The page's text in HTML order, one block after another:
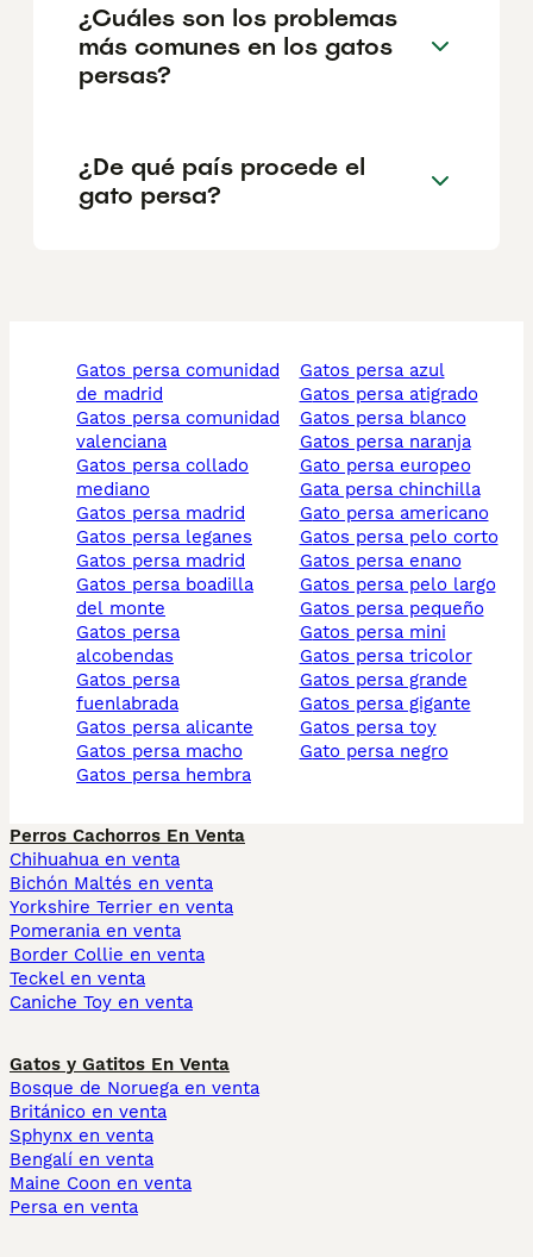
¿Cuáles son los problemas
más comunes en los gatos
persas?
¿De qué país procede el
gato persa?
gatos persa comunidad
de madrid
gatos persa comunidad
valenciana
gatos persa collado
mediano
gatos persa madrid
gatos persa leganes
gatos persa madrid
gatos persa boadilla
del monte
gatos persa
alcobendas
gatos persa
fuenlabrada
gatos persa alicante
gatos persa macho
gatos persa hembra
gatos persa azul
gatos persa atigrado
gatos persa blanco
gatos persa naranja
gato persa europeo
gata persa chinchilla
gato persa americano
gatos persa pelo corto
gatos persa enano
gatos persa pelo largo
gatos persa pequeño
gatos persa mini
gatos persa tricolor
gatos persa grande
gatos persa gigante
gatos persa toy
gato persa negro
Perros Cachorros En Venta
Chihuahua en venta
Bichón Maltés en venta
Yorkshire Terrier en venta
Pomerania en venta
Border Collie en venta
Teckel en venta
Caniche Toy en venta
Gatos y Gatitos En Venta
Bosque de Noruega en venta
Británico en venta
Sphynx en venta
Bengalí en venta
Maine Coon en venta
Persa en venta